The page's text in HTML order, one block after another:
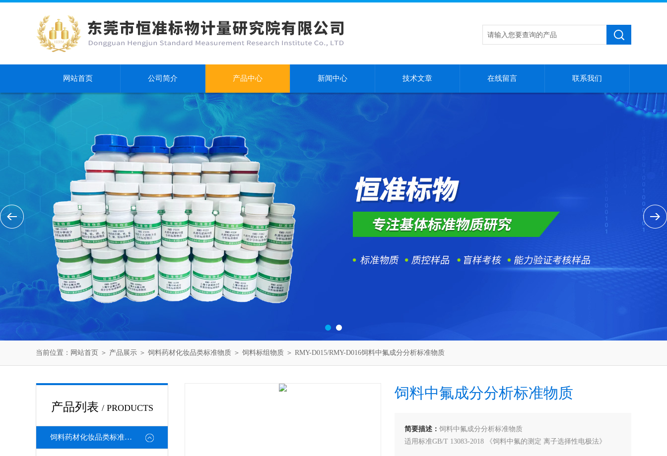
网站首页 公司简介 产品中心 新闻中心 技术文章 在线留言 联系我们
当前位置： 网站首页 ＞ 产品展示 ＞ 饲料药材化妆品类标准物质 ＞ 饲料标组物质 ＞ RMY-D015/RMY-D016饲料中氟成分分析标准物质
产品列表 / PRODUCTS
饲料药材化妆品类标准物质
饲料中氟成分分析标准物质
简要描述： 饲料中氟成分分析标准物质
适用标准GB/T 13083-2018 《饲料中氟的测定 离子选择性电极法》